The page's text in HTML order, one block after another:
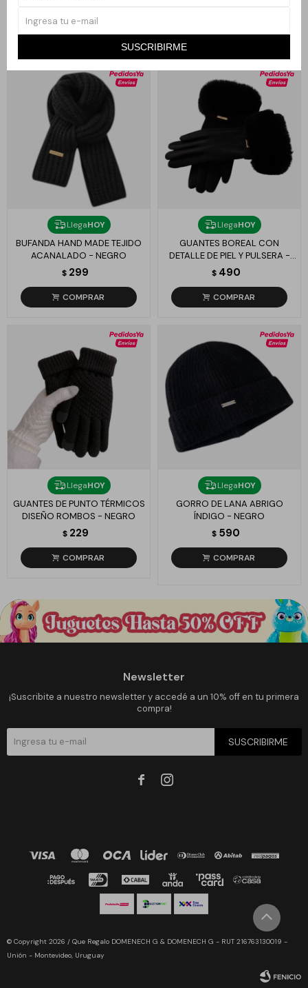
SUSCRIBIRME
LlegaHOY
BUFANDA HAND MADE TEJIDO
ACANALADO - NEGRO
$ 299
LlegaHOY
GUANTES BOREAL CON
DETALLE DE PIEL Y PULSERA -
NEGRO
$ 490
LlegaHOY
GUANTES DE PUNTO TÉRMICOS
DISEÑO ROMBOS - NEGRO
$ 229
LlegaHOY
GORRO DE LANA ABRIGO
ÍNDIGO - NEGRO
$ 590
Newsletter
¡Suscribite a nuestro newsletter y accedé a un 10% off en tu primera
compra!
SUSCRIBIRME
 
© Copyright 2026 / Que Regalo DOMENECH G & DOMENECH G - RUT 216763130019 -
Unión - Montevideo, Uruguay